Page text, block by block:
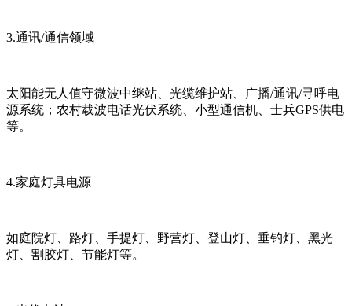
3.通讯/通信领域
太阳能无人值守微波中继站、光缆维护站、广播/通讯/寻呼电
源系统；农村载波电话光伏系统、小型通信机、士兵GPS供电
等。
4.家庭灯具电源
如庭院灯、路灯、手提灯、野营灯、登山灯、垂钓灯、黑光
灯、割胶灯、节能灯等。